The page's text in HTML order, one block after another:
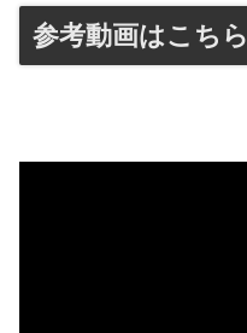
参考動画はこちら